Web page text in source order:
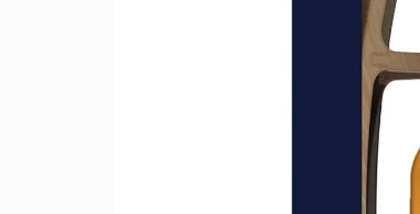
人生と暮らしを豊かに楽しむ上質